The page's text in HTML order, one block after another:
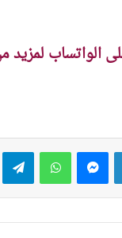
الواتساب لمزيد
لينكدإن ماسنجر واتساب